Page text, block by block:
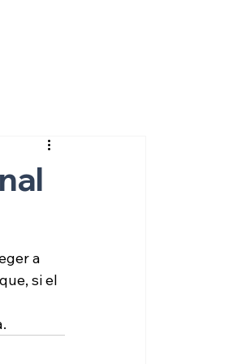
a
si el